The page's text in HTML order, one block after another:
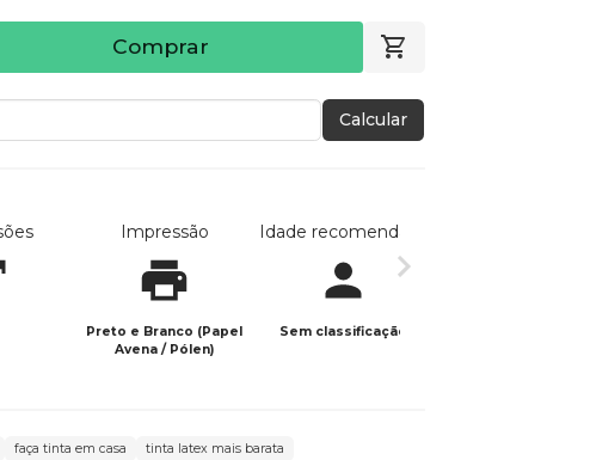
Comprar
Calcular
Impressão
Preto e Branco (Papel
Avena / Pólen)
Idade recomendada
Sem classificação
faça tinta em casa
tinta latex mais barata